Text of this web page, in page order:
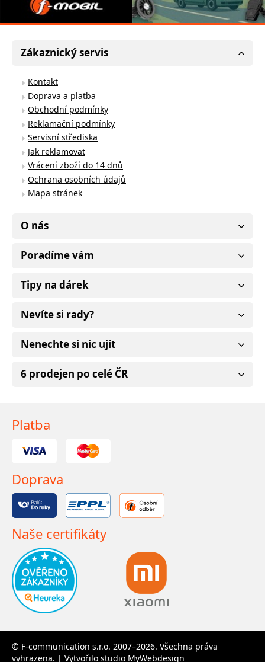
Zákaznický servis
Kontakt
Doprava a platba
Obchodní podmínky
Reklamační podmínky
Servisní střediska
Jak reklamovat
Vrácení zboží do 14 dnů
Ochrana osobních údajů
Mapa stránek
O nás
Poradíme vám
Tipy na dárek
Nevíte si rady?
Nenechte si nic ujít
6 prodejen po celé ČR
Platba
Doprava
Naše certifikáty
© F-communication s.r.o. 2007–2026. Všechna práva
vyhrazena. | Vytvořilo studio MyWebdesign